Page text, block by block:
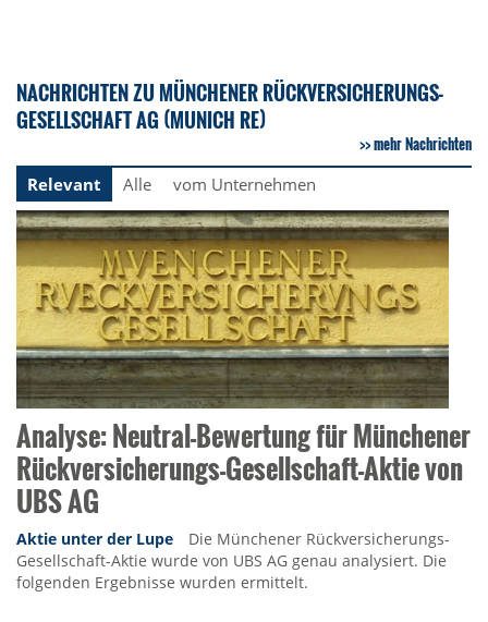
NACHRICHTEN ZU MÜNCHENER RÜCKVERSICHERUNGS-
GESELLSCHAFT AG (MUNICH RE)
mehr Nachrichten
Relevant
Alle vom Unternehmen
Analyse: Neutral-Bewertung für Münchener
Rückversicherungs-Gesellschaft-Aktie von
UBS AG
Aktie unter der Lupe
Die Münchener Rückversicherungs-
Gesellschaft-Aktie wurde von UBS AG genau analysiert. Die
folgenden Ergebnisse wurden ermittelt.